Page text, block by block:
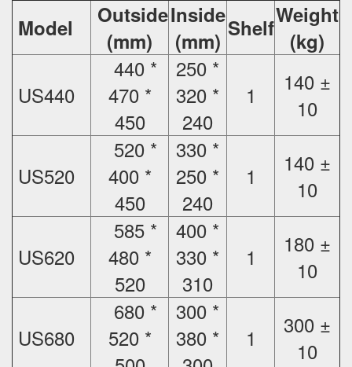
Model
Outside
(mm)
Inside
(mm) ShelfWeight
(kg)
US440
440 *
470 *
450
250 *
320 *
240
1
140 ±
10
US520
520 *
400 *
450
330 *
250 *
240
1
140 ±
10
US620
585 *
480 *
520
400 *
330 *
310
1
180 ±
10
US680
680 *
520 *
300 *
380 *
1
300 ±
10